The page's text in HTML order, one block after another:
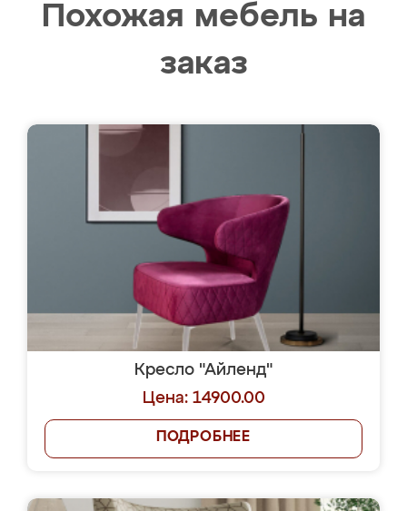
Похожая мебель на
заказ
Кресло "Айленд"
Цена: 14900.00
ПОДРОБНЕЕ